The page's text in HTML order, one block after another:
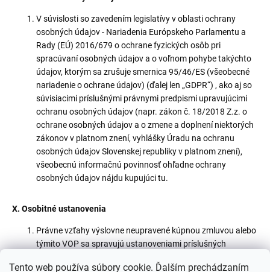
Tento web používa súbory cookie. Ďalším prechádzaním
V súvislosti so zavedením legislatívy v oblasti ochrany
osobných údajov - Nariadenia Európskeho Parlamentu a
Rady (EÚ) 2016/679 o ochrane fyzických osôb pri
spracúvaní osobných údajov a o voľnom pohybe takýchto
údajov, ktorým sa zrušuje smernica 95/46/ES (všeobecné
nariadenie o ochrane údajov) (ďalej len „GDPR“) , ako aj so
súvisiacimi príslušnými právnymi predpismi upravujúcimi
ochranu osobných údajov (napr. zákon č. 18/2018 Z.z. o
ochrane osobných údajov a o zmene a doplnení niektorých
zákonov v platnom znení, vyhlášky Úradu na ochranu
osobných údajov Slovenskej republiky v platnom znení),
všeobecnú informačnú povinnosť ohľadne ochrany
osobných údajov nájdu kupujúcitu.
X. Osobitné ustanovenia
Právne vzťahy výslovne neupravené kúpnou zmluvou alebo
týmito VOP sa spravujú ustanoveniami príslušných